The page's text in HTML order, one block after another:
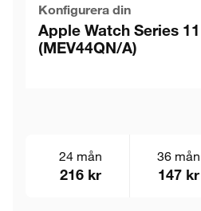
Konfigurera din
Apple Watch Series
(MEV44QN/A)
24 mån
216 kr
36 mån
147 kr